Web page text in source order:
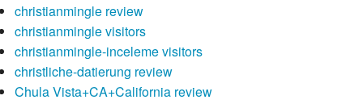
christianmingle review
christianmingle visitors
christianmingle-inceleme visitors
christliche-datierung review
Chula Vista+CA+California review